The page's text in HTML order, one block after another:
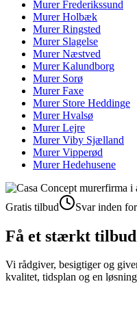
MurerFrederikssund
MurerHolbæk
MurerRingsted
Murer Slagelse
MurerNæstved
MurerKalundborg
Murer Sorø
MurerFaxe
Murer Store Heddinge
MurerHvalsø
MurerLejre
MurerViby Sjælland
MurerVipperød
MurerHedehusene
Gratis tilbud Svar inden
Få et stærkt
Vi rådgiver, besigtiger og
kvalitet, tidsplan og en